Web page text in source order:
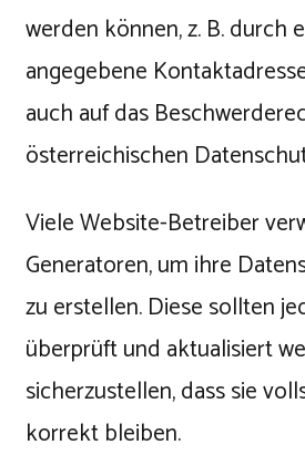
werden können, z. B. durch
angegebene
auch auf das
österreichischen
Viele Website-Betreiber
Generatoren, um ihre
zu erstellen. Diese sollten
überprüft und aktualisiert
sicherzustellen, dass sie
korrekt bleiben.